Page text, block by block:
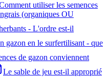
utiliser les semences
(organiques OU
- L'ordre est-il
gazon en le surfertilisant - que
de gazon conviennent
Le sable de jeu est-il approprié